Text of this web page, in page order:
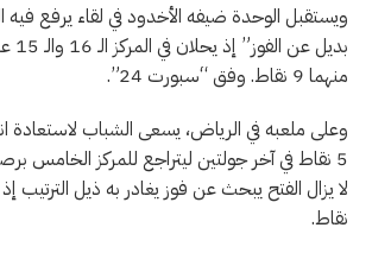
ويستقبل الوحدة ضيفه الأخدود في لقاء يرفع فيه
منهما 9 نقاط. وفق “سبورت 24”.
وعلى ملعبه في الرياض، يسعى الشباب لاستعادة
نقاط.